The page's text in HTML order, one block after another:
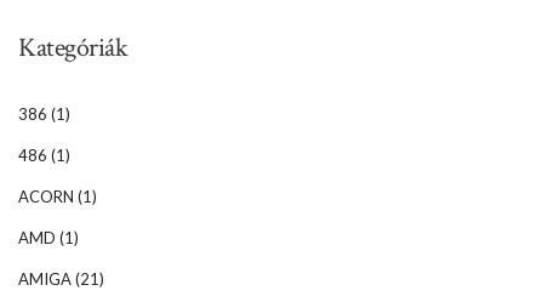
Kategóriák
386 (1)
486 (1)
ACORN (1)
AMD (1)
AMIGA(21)